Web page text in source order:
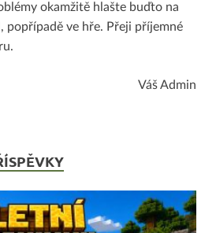
okamžitě hlašte buďto na
popřípadě ve hře. Přeji příjemné
Váš Admin